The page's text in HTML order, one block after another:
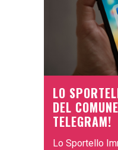
LO
DEL
TELEGRAM!
Lo Sportello